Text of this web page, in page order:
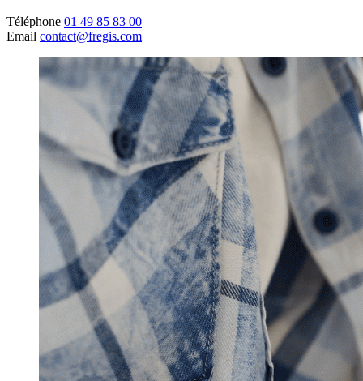
Téléphone 01 49 85 83 00
Email contact@fregis.com